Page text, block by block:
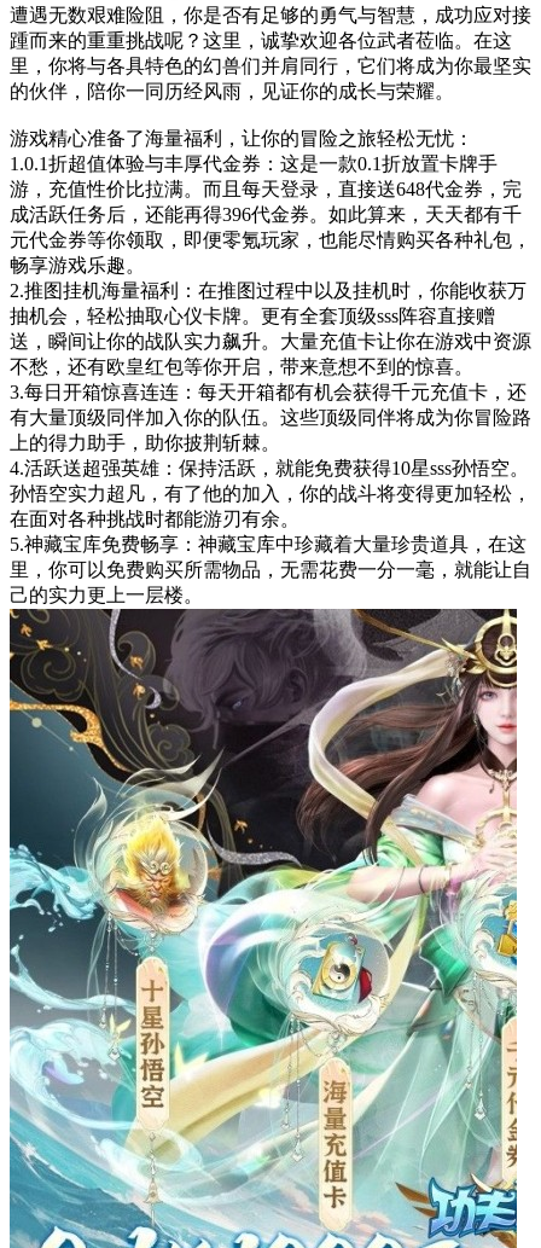
遭遇无数艰难险阻，你是否有足够的勇气与智慧，成功应对接
踵而来的重重挑战呢？这里，诚挚欢迎各位武者莅临。在这
里，你将与各具特色的幻兽们并肩同行，它们将成为你最坚实
的伙伴，陪你一同历经风雨，见证你的成长与荣耀。
游戏精心准备了海量福利，让你的冒险之旅轻松无忧：
1.0.1折超值体验与丰厚代金券：这是一款0.1折放置卡牌手
游，充值性价比拉满。而且每天登录，直接送648代金券，完
成活跃任务后，还能再得396代金券。如此算来，天天都有千
元代金券等你领取，即便零氪玩家，也能尽情购买各种礼包，
畅享游戏乐趣。
2.推图挂机海量福利：在推图过程中以及挂机时，你能收获万
抽机会，轻松抽取心仪卡牌。更有全套顶级sss阵容直接赠
送，瞬间让你的战队实力飙升。大量充值卡让你在游戏中资源
不愁，还有欧皇红包等你开启，带来意想不到的惊喜。
3.每日开箱惊喜连连：每天开箱都有机会获得千元充值卡，还
有大量顶级同伴加入你的队伍。这些顶级同伴将成为你冒险路
上的得力助手，助你披荆斩棘。
4.活跃送超强英雄：保持活跃，就能免费获得10星sss孙悟空。
孙悟空实力超凡，有了他的加入，你的战斗将变得更加轻松，
在面对各种挑战时都能游刃有余。
5.神藏宝库免费畅享：神藏宝库中珍藏着大量珍贵道具，在这
里，你可以免费购买所需物品，无需花费一分一毫，就能让自
己的实力更上一层楼。